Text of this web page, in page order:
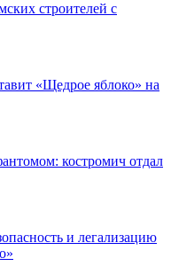
строителей с
«Щедрое яблоко» на
костромич отдал
и легализацию